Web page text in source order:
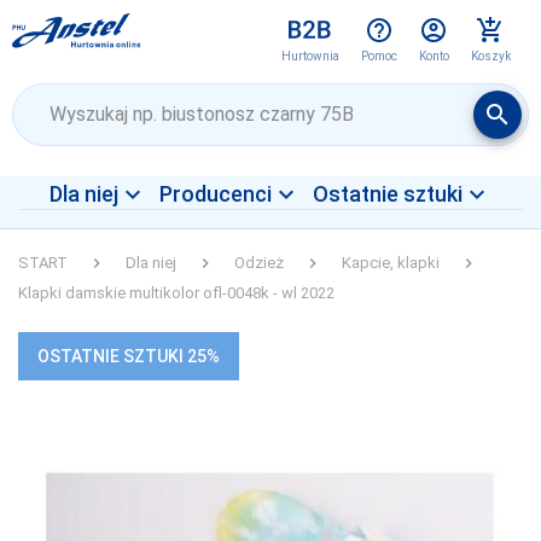
Wyszukaj
search
Hurtownia
help_outline
Pomoc
account_circle
Konto
add_shopping_cart
Koszyk
Dla niej expand_more
Dla niej
Dla domu
Producenci expand_more
ADRIAN
AGBO
ALEKSANDRA
ARGES
Ostatnie sztuki expand_more
Dla niej
Dla niego
START keyboard_arrow_right Dla niej keyboard_arrow_right Odzież keyboard_arrow_right Kapcie, klapki keyboard_arrow_right
Klapki damskie multikolor ofl-0048k - wl 2022
OSTATNIE SZTUKI 25%